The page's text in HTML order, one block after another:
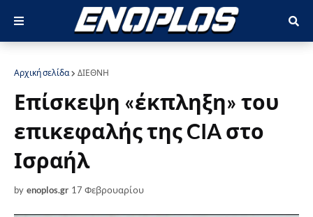
Αρχική σελίδα ΔΙΕΘΝΗ
Επίσκεψη «έκπληξη» του
επικεφαλής της CIA στο
Ισραήλ
by enoplos.gr 17 Φεβρουαρίου